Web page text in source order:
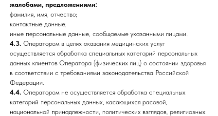
жалобами, предложениями:
фамилия, имя, отчество;
контактные данные;
иные персональные данные, сообщаемые указанными лицами.
4.3. Оператором в целях оказания медицинских услуг
осуществляется обработка специальных категорий персональных
данных клиентов Оператора (физических лиц) о состоянии здоровья
в соответствии с требованиями законодательства Российской
Федерации.
4.4. Оператором не осуществляется обработка специальных
категорий персональных данных, касающихся расовой,
национальной принадлежности, политических взглядов, религиозных